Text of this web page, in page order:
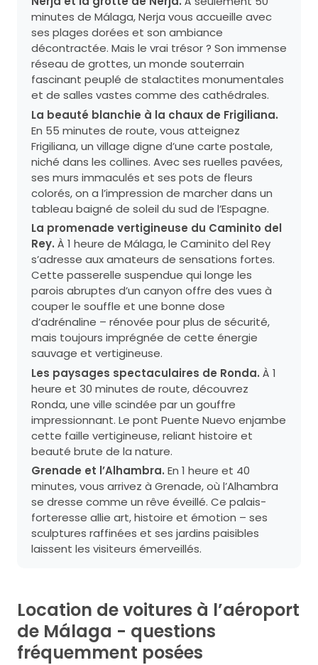
minutes de Málaga, Nerja vous accueille avec
ses plages dorées et son ambiance
décontractée. Mais le vrai trésor ? Son immense
réseau de grottes, un monde souterrain
fascinant peuplé de stalactites monumentales
et de salles vastes comme des cathédrales.
La beauté blanchie à la chaux de Frigiliana.
En 55 minutes de route, vous atteignez
Frigiliana, un village digne d’une carte postale,
niché dans les collines. Avec ses ruelles pavées,
ses murs immaculés et ses pots de fleurs
colorés, on a l’impression de marcher dans un
tableau baigné de soleil du sud de l’Espagne.
La promenade vertigineuse du Caminito del
Rey. À 1 heure de Málaga, le Caminito del Rey
s’adresse aux amateurs de sensations fortes.
Cette passerelle suspendue qui longe les
parois abruptes d’un canyon offre des vues à
couper le souffle et une bonne dose
d’adrénaline – rénovée pour plus de sécurité,
mais toujours imprégnée de cette énergie
sauvage et vertigineuse.
Les paysages spectaculaires de Ronda. À 1
heure et 30 minutes de route, découvrez
Ronda, une ville scindée par un gouffre
impressionnant. Le pont Puente Nuevo enjambe
cette faille vertigineuse, reliant histoire et
beauté brute de la nature.
Grenade et l’Alhambra. En 1 heure et 40
minutes, vous arrivez à Grenade, où l’Alhambra
se dresse comme un rêve éveillé. Ce palais-
forteresse allie art, histoire et émotion – ses
sculptures raffinées et ses jardins paisibles
laissent les visiteurs émerveillés.
Location de voitures à l’aéroport
de Málaga - questions
fréquemment posées